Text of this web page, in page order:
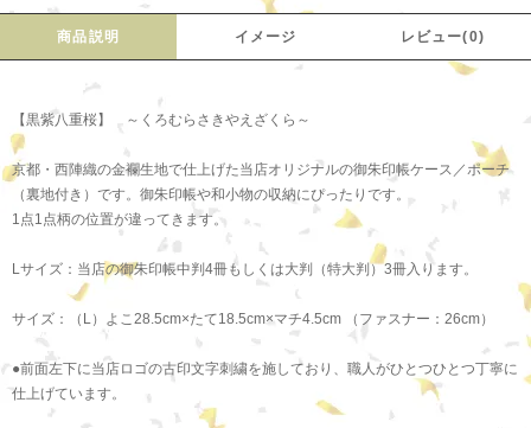
商品説明 イメージ レビュー(0)
【黒紫八重桜】 ～くろむらさきやえざくら～
京都・西陣織の金襴生地で仕上げた当店オリジナルの御朱印帳ケース／ポーチ
（裏地付き）です。御朱印帳や和小物の収納にぴったりです。
1点1点柄の位置が違ってきます。
Lサイズ：当店の御朱印帳中判4冊もしくは大判（特大判）3冊入ります。
サイズ：（L）よこ28.5cm×たて18.5cm×マチ4.5cm （ファスナー：26cm）
●前面左下に当店ロゴの古印文字刺繍を施しており、職人がひとつひとつ丁寧に
仕上げています。